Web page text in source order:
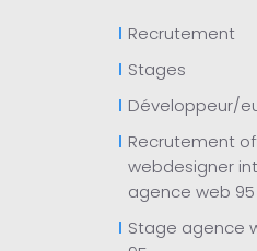
Recrutement
Stages
Développeur/
Recrutement
webdesigner
agence web 95
Stage agence